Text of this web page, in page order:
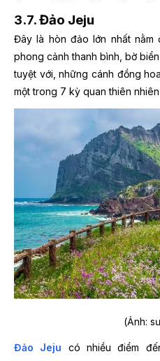
3.7. Đảo Jeju
Đây là hòn đảo lớn nhất nằm
phong cảnh thanh bình, bờ
tuyệt với, những cánh đồng
một trong 7 kỳ quan thiên
(Ảnh:
Đảo Jeju có nhiều điểm